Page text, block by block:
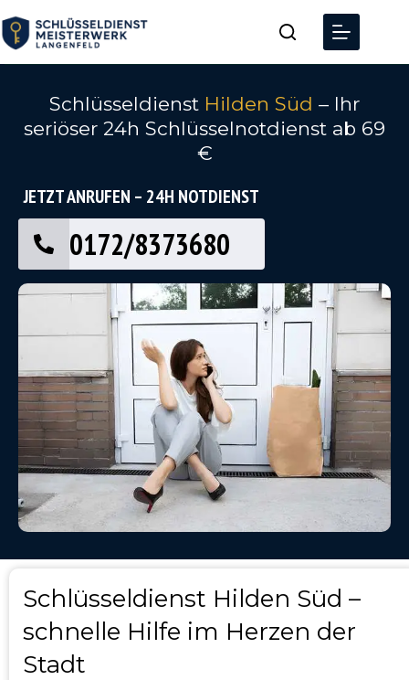
Schlüsseldienst Hilden Süd – Ihr
seriöser 24h Schlüsselnotdienst ab 69
€
JETZT ANRUFEN – 24H NOTDIENST
0172/8373680
Schlüsseldienst Hilden Süd –
schnelle Hilfe im Herzen der
Stadt